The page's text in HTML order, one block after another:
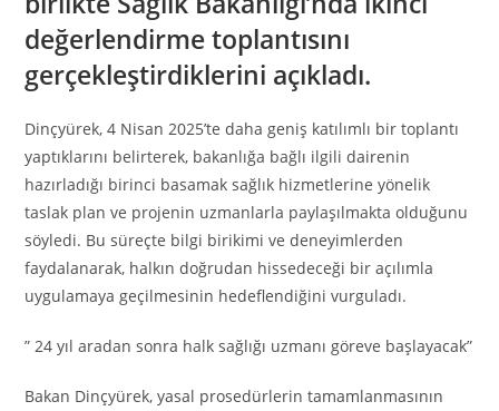
değerlendirme toplantısını
gerçekleştirdiklerini açıkladı.
Dinçyürek, 4 Nisan 2025’te daha geniş katılımlı bir toplantı
yaptıklarını belirterek, bakanlığa bağlı ilgili dairenin
hazırladığı birinci basamak sağlık hizmetlerine yönelik
taslak plan ve projenin uzmanlarla paylaşılmakta olduğunu
söyledi. Bu süreçte bilgi birikimi ve deneyimlerden
faydalanarak, halkın doğrudan hissedeceği bir açılımla
uygulamaya geçilmesinin hedeflendiğini vurguladı.
” 24 yıl aradan sonra halk sağlığı uzmanı göreve başlayacak”
Bakan Dinçyürek, yasal prosedürlerin tamamlanmasının